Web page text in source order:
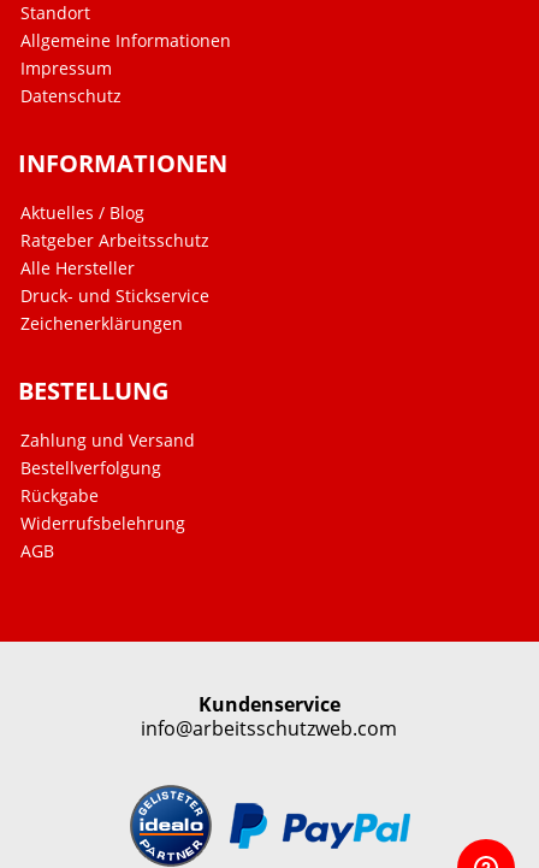
Standort
Allgemeine Informationen
Impressum
Datenschutz
INFORMATIONEN
Aktuelles / Blog
Ratgeber Arbeitsschutz
Alle Hersteller
Druck- und Stickservice
Zeichenerklärungen
BESTELLUNG
Zahlung und Versand
Bestellverfolgung
Rückgabe
Widerrufsbelehrung
AGB
Kundenservice
info@arbeitsschutzweb.com